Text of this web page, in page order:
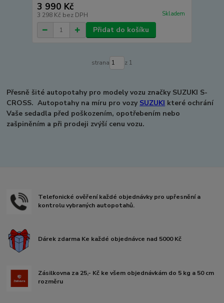
3 990 Kč
3 298 Kč bez DPH Skladem
Přidat do košíku
strana z 1
Přesně šité autopotahy pro modely vozu značky SUZUKI S-
CROSS. Autopotahy na míru pro vozy SUZUKI které ochrání
Vaše sedadla před poškozením, opotřebením nebo
zašpiněním a při prodeji zvýší cenu vozu.
Telefonické ověření každé objednávky pro upřesnění a
kontrolu vybraných autopotahů.
Dárek zdarma Ke každé objednávce nad 5000 Kč
Zásilkovna za 25,- Kč ke všem objednávkám do 5 kg a 50 cm
rozměru